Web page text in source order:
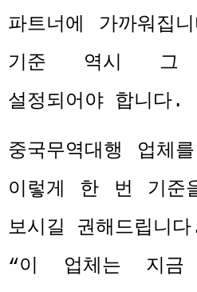
파트너에 가까워집
기준 역시 그
설정되어야 합니다.
중국무역대행 업체
이렇게 한 번 기준
보시길 권해드립니다
“이 업체는 지금